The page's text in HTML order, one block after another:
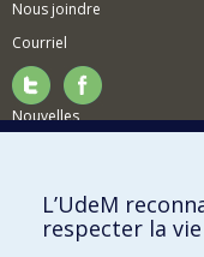
Nous joindre
Courriel
Nouvelles
Comment soutenir le
BESOIN D'AIDE?
L’UdeM
respecter la